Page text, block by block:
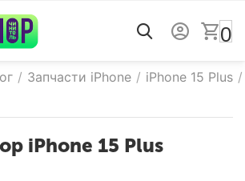
0
/ Запчасти iPhone / iPhone 15 Plus /
iPhone 15 Plus